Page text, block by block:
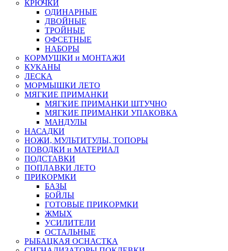
КРЮЧКИ
ОДИНАРНЫЕ
ДВОЙНЫЕ
ТРОЙНЫЕ
ОФСЕТНЫЕ
НАБОРЫ
КОРМУШКИ и МОНТАЖИ
КУКАНЫ
ЛЕСКА
МОРМЫШКИ ЛЕТО
МЯГКИЕ ПРИМАНКИ
МЯГКИЕ ПРИМАНКИ ШТУЧНО
МЯГКИЕ ПРИМАНКИ УПАКОВКА
МАНДУЛЫ
НАСАДКИ
НОЖИ, МУЛЬТИТУЛЫ, ТОПОРЫ
ПОВОДКИ и МАТЕРИАЛ
ПОДСТАВКИ
ПОПЛАВКИ ЛЕТО
ПРИКОРМКИ
БАЗЫ
БОЙЛЫ
ГОТОВЫЕ ПРИКОРМКИ
ЖМЫХ
УСИЛИТЕЛИ
ОСТАЛЬНЫЕ
РЫБАЦКАЯ ОСНАСТКА